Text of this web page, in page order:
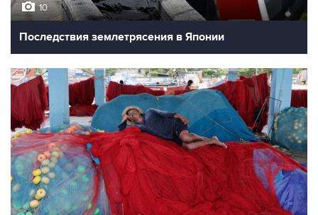
10
Последствия землетрясения в Японии